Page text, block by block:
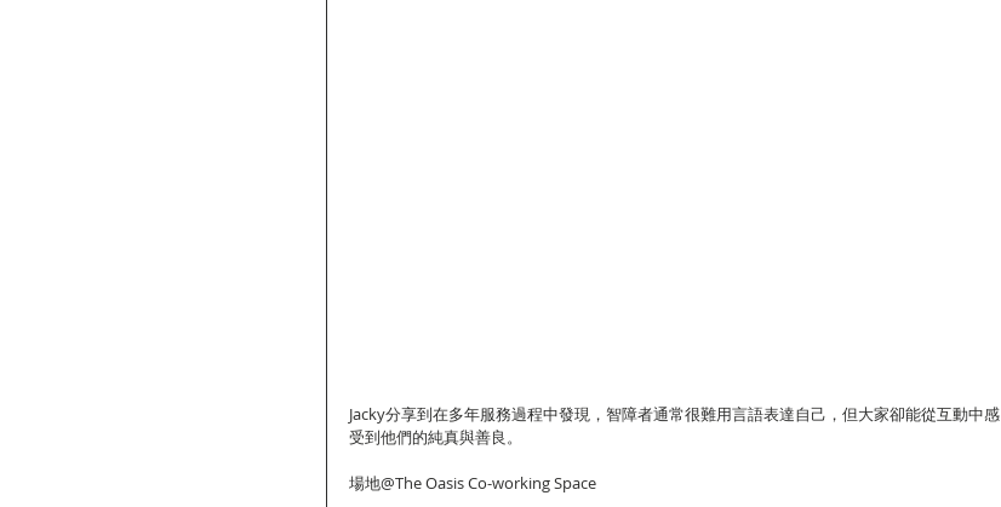
Jacky分享到在多年服務過程中發現，智障者通常很難用言語表達自己，但大家卻能從互動中感
受到他們的純真與善良。
場地@The Oasis Co-working Space